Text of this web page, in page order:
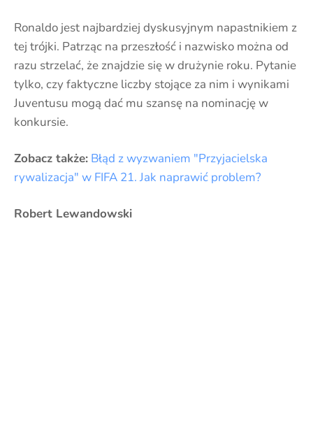
Ronaldo jest najbardziej dyskusyjnym napastnikiem z
tej trójki. Patrząc na przeszłość i nazwisko można od
razu strzelać, że znajdzie się w drużynie roku. Pytanie
tylko, czy faktyczne liczby stojące za nim i wynikami
Juventusu mogą dać mu szansę na nominację w
konkursie.
Zobacz także: Błąd z wyzwaniem "Przyjacielska
rywalizacja" w FIFA 21. Jak naprawić problem?
Robert Lewandowski